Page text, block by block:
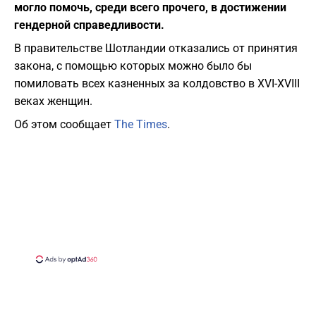
могло помочь, среди всего прочего, в достижении
гендерной справедливости.
В правительстве Шотландии отказались от принятия
закона, с помощью которых можно было бы
помиловать всех казненных за колдовство в XVI-XVIII
веках женщин.
Об этом сообщает The Times.